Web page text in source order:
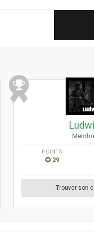
POINTS
29
Trouver son